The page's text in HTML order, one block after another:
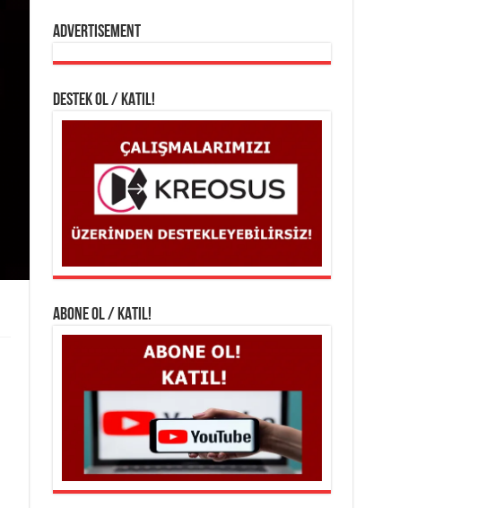
Advertisement
DESTEK OL / KATIL!
ABONE OL / KATIL!